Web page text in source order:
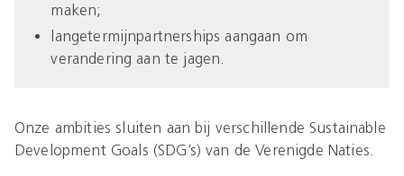
maken;
langetermijnpartnerships aangaan om
verandering aan te jagen.
Onze ambities sluiten aan bij verschillende Sustainable
Development Goals (SDG’s) van de Verenigde Naties.